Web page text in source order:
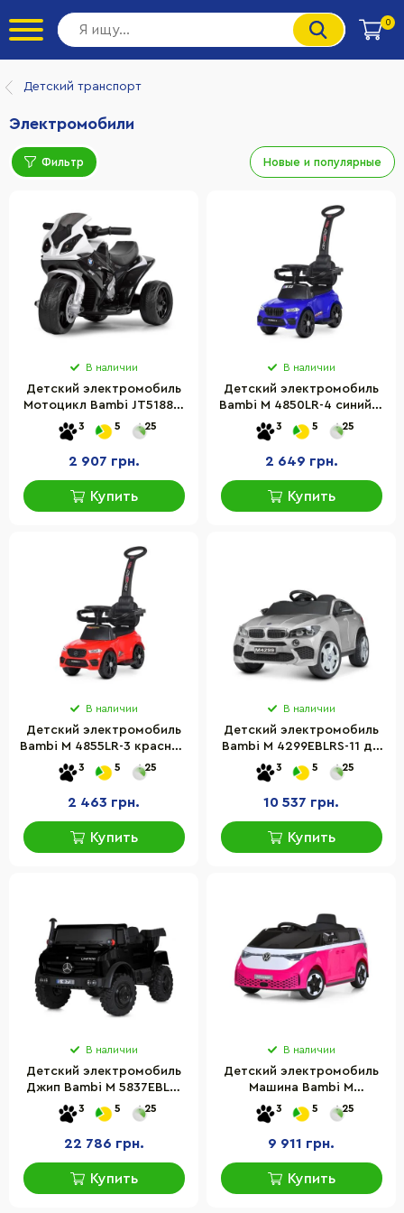
0
Детский транспорт
Электромобили
Фильтр Новые и популярные
В наличии
Детский электромобиль
Мотоцикл Bambi JT5188L-
2 BMW до 20 кг
3 5 25
2 907 грн.
Купить
В наличии
Детский электромобиль
Bambi M 4850LR-4 синий 2
в 1
3 5 25
2 649 грн.
Купить
В наличии
Детский электромобиль
Bambi M 4855LR-3 красный
2 в 1
3 5 25
2 463 грн.
Купить
В наличии
Детский электромобиль
Bambi M 4299EBLRS-11 до
30 кг
3 5 25
10 537 грн.
Купить
В наличии
Детский электромобиль
Джип Bambi M 5837EBLR-
2(36V) до 50 кг
3 5 25
22 786 грн.
Купить
В наличии
Детский электромобиль
Машина Bambi M
6281EBLR-8 до 30 кг
3 5 25
9 911 грн.
Купить